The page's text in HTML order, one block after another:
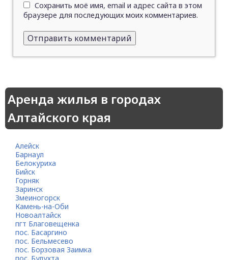
Сохранить моё имя, email и адрес сайта в этом
браузере для последующих моих комментариев.
Аренда жилья в городах
Алтайского края
Алейск
Барнаул
Белокуриха
Бийск
Горняк
Заринск
Змеиногорск
Камень-на-Оби
Новоалтайск
пгт Благовещенка
пос. Басаргино
пос. Бельмесево
пос. Борзовая Заимка